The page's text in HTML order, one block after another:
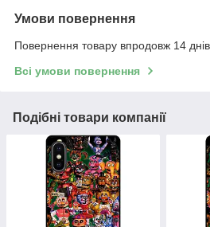
Умови повернення
Повернення товару впродовж 14
Всі умови повернення
Подібні товари компанії